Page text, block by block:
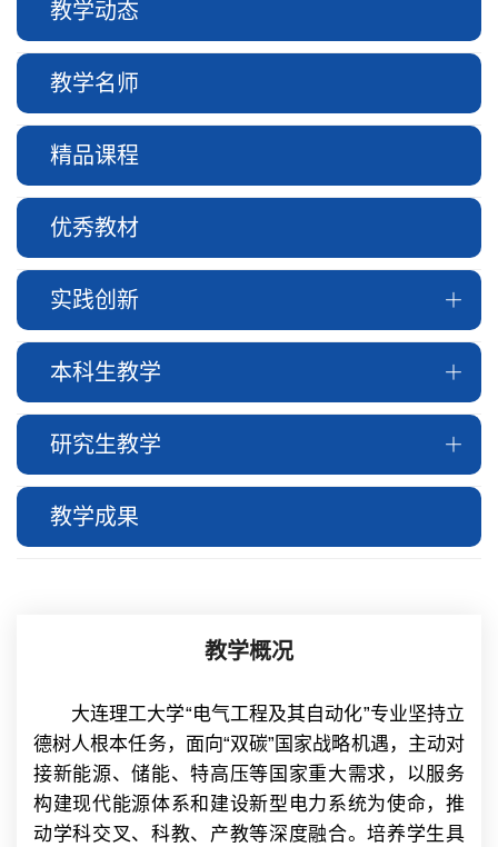
教学动态
教学名师
精品课程
优秀教材
实践创新
本科生教学
研究生教学
教学成果
教学概况
大连理工大学“电气工程及其自动化”专业坚持立
德树人根本任务，面向“双碳”国家战略机遇，主动对
接新能源、储能、特高压等国家重大需求，以服务
构建现代能源体系和建设新型电力系统为使命，推
动学科交叉、科教、产教等深度融合。培养学生具